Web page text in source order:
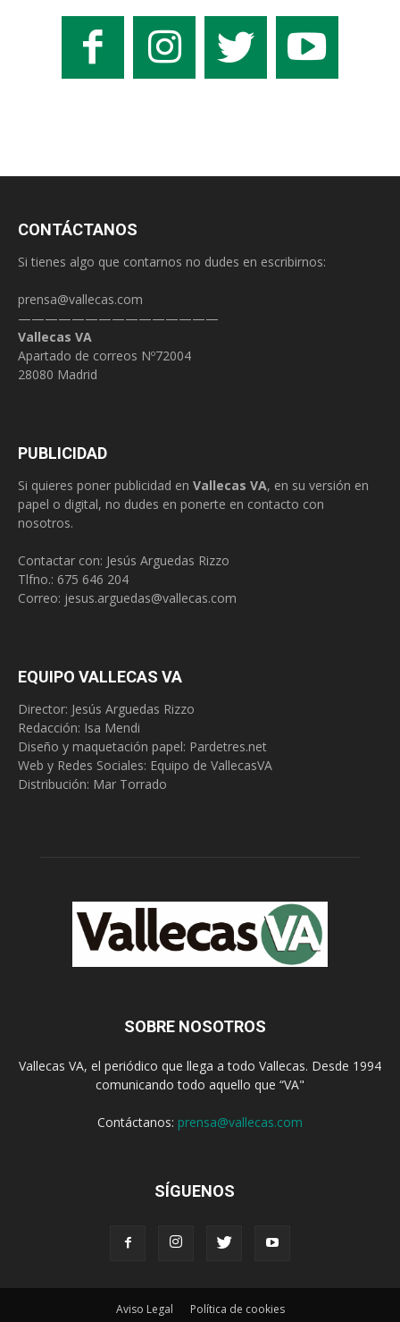
CONTÁCTANOS
Si tienes algo que contarnos no dudes en escribirnos:
prensa@vallecas.com
———————————————
Vallecas VA
Apartado de correos Nº72004
28080 Madrid
PUBLICIDAD
Si quieres poner publicidad en Vallecas VA, en su versión en
papel o digital, no dudes en ponerte en contacto con
nosotros.
Contactar con: Jesús Arguedas Rizzo
Tlfno.: 675 646 204
Correo: jesus.arguedas@vallecas.com
EQUIPO VALLECAS VA
Director: Jesús Arguedas Rizzo
Redacción: Isa Mendi
Diseño y maquetación papel: Pardetres.net
Web y Redes Sociales: Equipo de VallecasVA
Distribución: Mar Torrado
SOBRE NOSOTROS
Vallecas VA, el periódico que llega a todo Vallecas. Desde 1994
comunicando todo aquello que “VA"
Contáctanos: prensa@vallecas.com
SÍGUENOS
Aviso Legal Política de cookies